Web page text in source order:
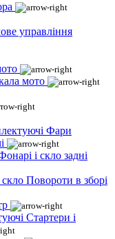
управління
мото
Фари
і скло задні
Повороти в зборі
Стартери і